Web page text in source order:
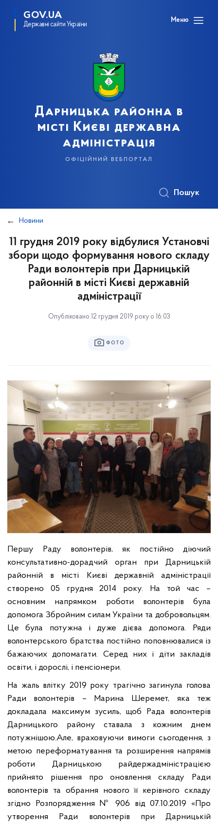
GOV.UA
Державні сайти України
Меню
Дарницька районна в
місті Києві державна
адміністрація
офіційний вебпортал
Пошук
Новини
11 грудня 2019 року відбулися Установчі
збори щодо формування нового складу
Ради волонтерів при Дарницькій
районній в місті Києві державній
адміністрації
Опубліковано 12 грудня 2019 року о 16:03
ФОТО
Першу Раду волонтерів, як постійно діючий
консультативно-дорадчий орган при Дарницькій
районній в місті Києві державній адміністрації
створено 05 грудня 2014 року. На той час –
основним напрямком роботи волонтерів була
допомога Збройним силам України та добровольцям.
Це була потужна і дуже дієва допомога. Ряди
волонтерського братства постійно поповнювалися із
бажаючих допомагати. Серед них і діти закладів
освіти, і дорослі, і пенсіонери.
На жаль влітку 2019 року трагічно загинула голова
Ради волонтерів – Марина Шеремет, яка теж
докладала максимум зусиль, щоб Рада волонтерів
Дарницького району ставала з кожним днем
потужнішою.Але, враховуючи вимоги сьогодення, з
метою переформатування та розширення напрямів
роботи Дарницькою райдержадміністрацією
прийнято рішення про оновлення складу Ради
волонтерів та обрання нового її керівного складу
згідно Розпорядження № 906 від 07.10.2019 «Про
утворення Ради волонтерів при Дарницькій